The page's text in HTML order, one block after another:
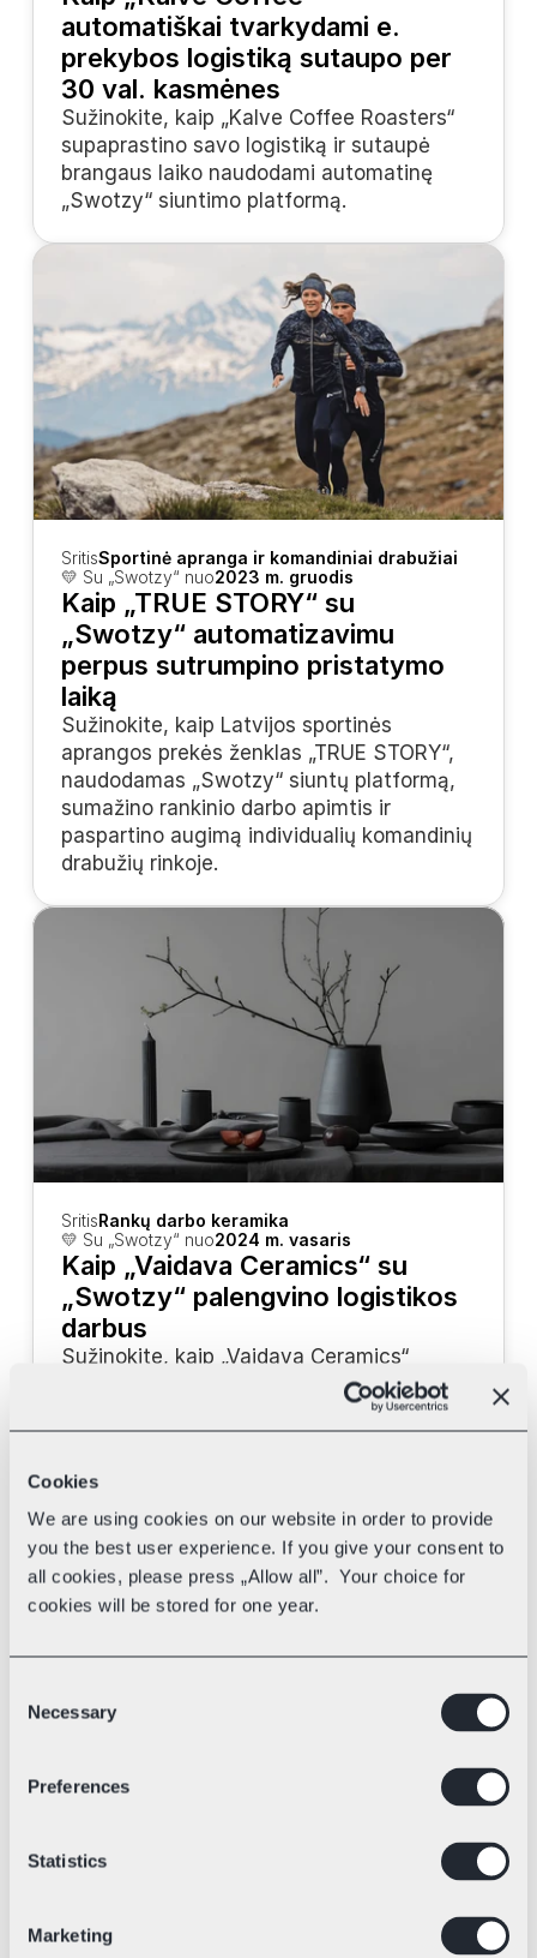
Cookies
We are using cookies on our website in order to provide
you the best user experience. If you give your consent to
all cookies, please press „Allow all”. Your choice for
cookies will be stored for one year.
Selection
Necessary
Preferences
Statistics
Marketing
automatiškai tvarkydami e.
prekybos logistiką sutaupo per
30 val. kasmėnes
Sužinokite, kaip „Kalve Coffee Roasters“
supaprastino savo logistiką ir sutaupė
brangaus laiko naudodami automatinę
„Swotzy“ siuntimo platformą.
SritisSportinė apranga ir komandiniai drabužiai
💛 Su „Swotzy“ nuo2023 m. gruodis
Kaip „TRUE STORY“ su
„Swotzy“ automatizavimu
perpus sutrumpino pristatymo
laiką
Sužinokite, kaip Latvijos sportinės
aprangos prekės ženklas „TRUE STORY“,
naudodamas „Swotzy“ siuntų platformą,
sumažino rankinio darbo apimtis ir
paspartino augimą individualių komandinių
drabužių rinkoje.
SritisRankų darbo keramika
💛 Su „Swotzy“ nuo2024 m. vasaris
Kaip „Vaidava Ceramics“ su
„Swotzy“ palengvino logistikos
darbus
Sužinokite, kaip „Vaidava Ceramics“
naudoja „Swotzy“ įrankius bei skirtingus
kurjerius savo pristatymui pagreitinti.
Elektrinių lenktyninių kartingų technologija
💛 Su „Swotzy“ nuo
rekordas ir kelias į tvarią ateitį
„Blue Shock Race“ yra tikra kartingų
pasaulio rekordus, keičia rinką iš esmės ir